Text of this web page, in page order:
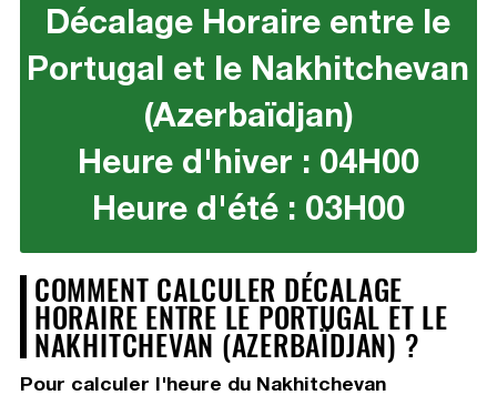
Décalage Horaire entre le
Portugal et le Nakhitchevan
(Azerbaïdjan)
Heure d'hiver : 04H00
Heure d'été : 03H00
COMMENT CALCULER DÉCALAGE
HORAIRE ENTRE LE PORTUGAL ET LE
NAKHITCHEVAN (AZERBAÏDJAN) ?
Pour calculer l'heure du Nakhitchevan